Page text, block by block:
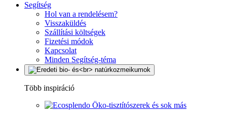
Segítség
Hol van a rendelésem?
Visszaküldés
Szállítási költségek
Fizetési módok
Kapcsolat
Minden Segítség-téma
Több inspiráció
Öko-tisztítószerek és sok más